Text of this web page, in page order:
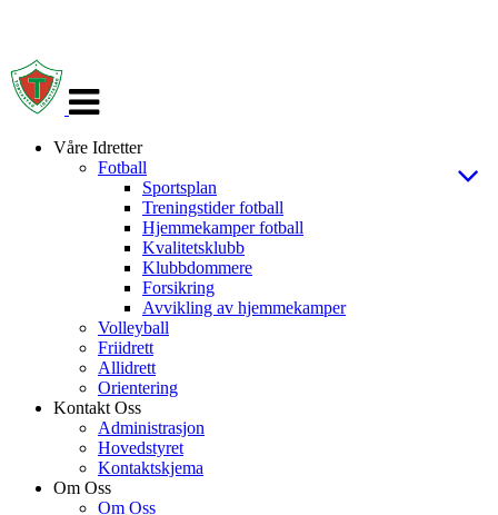
navigasjon
Våre Idretter
Fotball
Sportsplan
Treningstider fotball
Hjemmekamper fotball
Kvalitetsklubb
Klubbdommere
Forsikring
Avvikling av hjemmekamper
Volleyball
Friidrett
Allidrett
Orientering
Kontakt Oss
Administrasjon
Hovedstyret
Kontaktskjema
Om Oss
Om Oss